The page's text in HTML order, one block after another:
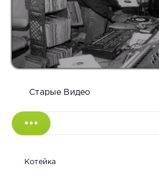
Старые Видео
Котейка